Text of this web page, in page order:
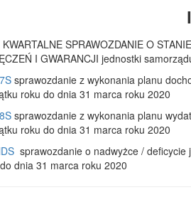
KWARTALNE SPRAWOZDANIE O
I GWARANCJI jednostki
sprawozdanie z wykonania planu
roku do dnia 31 marca roku 2020
sprawozdanie z wykonania planu
roku do dnia 31 marca roku 2020
sprawozdanie o nadwyżce /
dnia 31 marca roku 2020